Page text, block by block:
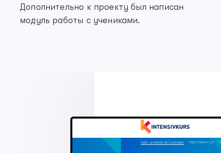
Дополнительно к проекту был написан
модуль работы с учениками.